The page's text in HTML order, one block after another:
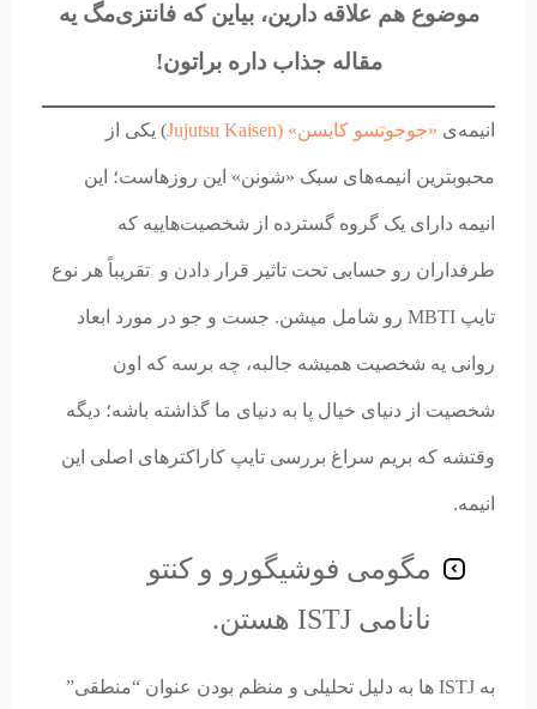
موضوع هم علاقه دارین، بیاین که فانتزی‌مگ یه
مقاله جذاب داره براتون!
انیمه‌ی «جوجوتسو کایسن» (Jujutsu Kaisen ) یکی از
محبوبترین انیمه‌های سبک «شونن» این روزهاست؛ این
انیمه دارای یک گروه گسترده از شخصیت‌هاییه که
طرفداران رو حسابی تحت تاثیر قرار دادن و تقریباً هر نوع
تایپ MBTI رو شامل میشن. جست و جو در مورد ابعاد
روانی یه شخصیت همیشه جالبه، چه برسه که اون
شخصیت از دنیای خیال پا به دنیای ما گذاشته باشه؛ دیگه
وقتشه که بریم سراغ بررسی تایپ کاراکترهای اصلی این
انیمه.
مگومی فوشیگورو و کنتو
نانامی
به ISTJ ها به دلیل تحلیلی و منظم بودن عنوان “منطقی”